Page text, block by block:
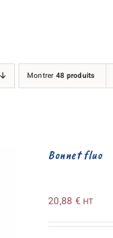
Montrer 48 produits
Bonnet fluo
20,88 € HT